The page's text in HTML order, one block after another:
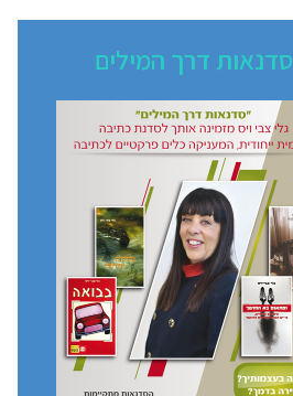
סדנאות דרך המילים